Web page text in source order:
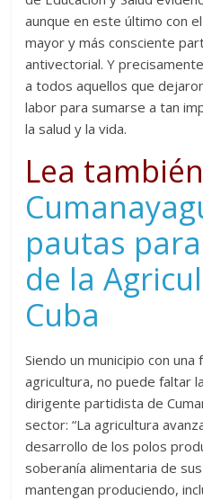
aunque en este último con
mayor y más consciente
antivectorial. Y
a todos aquellos que
labor para sumarse a tan
la salud y la vida.
Lea
pautas
de la
Cuba
Siendo un municipio con
agricultura, no puede faltar
dirigente partidista de
sector: “La agricultura
desarrollo de los polos
soberanía alimentaria de
mantengan produciendo,